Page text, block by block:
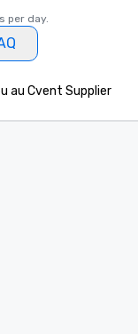
per day.
au Cvent Supplier